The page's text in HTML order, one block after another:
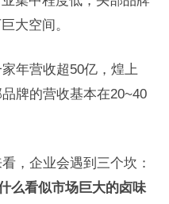
大空间。
年营收超50亿，煌上
牌的营收基本在20~40
，企业会遇到三个坎：
么看似市场巨大的卤味